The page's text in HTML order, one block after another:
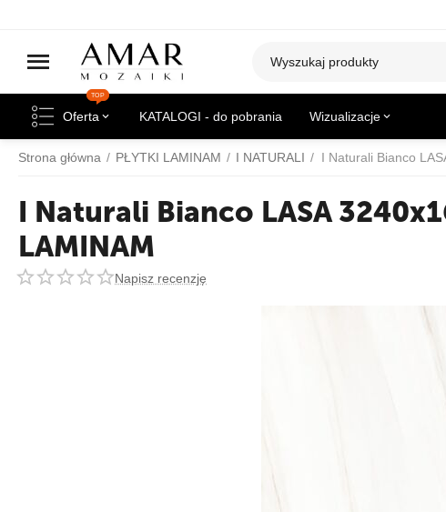
Oferta
TOP
KATALOGI - do pobrania Wizualizacje
Strona główna / PŁYTKI LAMINAM / I NATURALI / I Naturali Bianco
I Naturali Bianco LASA
LAMINAM
Napisz recenzję